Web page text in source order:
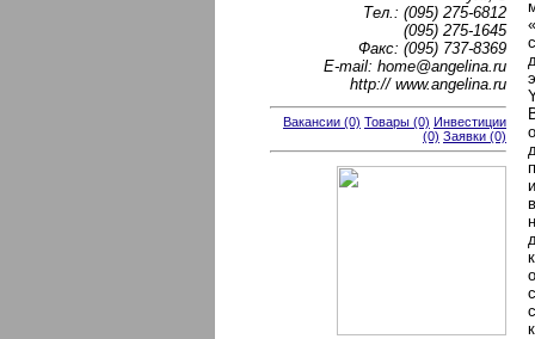
Тел.: (095) 275-6812
(095) 275-1645
Факс: (095) 737-8369
E-mail: home@angelina.ru
http:// www.angelina.ru
Вакансии (0) Товары (0) Инвестиции
(0) Заявки (0)